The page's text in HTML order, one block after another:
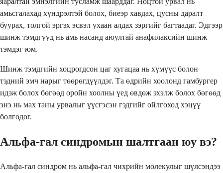
амьсгалахад хүндрэлтэй болох, биеэр хавдах, цусны даралт
буурах, толгой эргэх эсвэл ухаан алдах зэргийг багтаадаг. Эдгээр
шинж тэмдгүүд нь амь насанд аюултай анафилаксийн шинж
тэмдэг юм.
Шинж тэмдгийн хоцрогдсон цаг хугацаа нь хүмүүс болон
тэдний эмч нарыг төөрөгдүүлдэг. Та өдрийн хоолонд гамбургер
идэж болох бөгөөд оройн хоолны үед өвдөж эхэлж болох бөгөөд
энэ нь мах таны урвалыг үүсгэсэн гэдгийг ойлгоход хэцүү
болгодог.
Альфа-гал синдромын шалтгаан юу вэ?
Альфа-гал синдром нь альфа-гал чихрийн молекулыг шүлсэндээ